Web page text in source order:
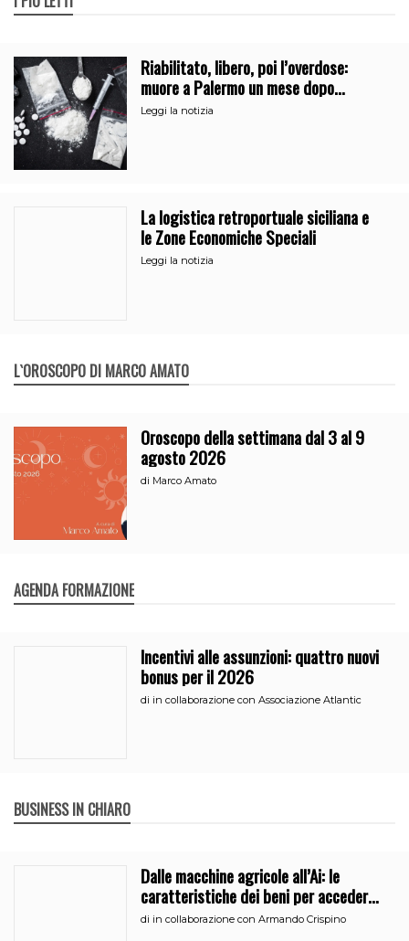
Riabilitato, libero, poi l’overdose:
muore a Palermo un mese dopo
l’uscita dalla comunità
Leggi la notizia
La logistica retroportuale siciliana e
le Zone Economiche Speciali
Leggi la notizia
L`OROSCOPO DI MARCO AMATO
Oroscopo della settimana dal 3 al 9
agosto 2026
di Marco Amato
AGENDA FORMAZIONE
Incentivi alle assunzioni: quattro nuovi
bonus per il 2026
di in collaborazione con Associazione Atlantic
BUSINESS IN CHIARO
Dalle macchine agricole all’Ai: le
caratteristiche dei beni per accedere
all’iperammortamento
di in collaborazione con Armando Crispino